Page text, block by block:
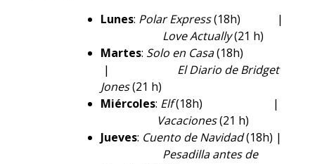
Lunes: Polar Express(18h) |
Love Actually(21 h)
Martes: Solo en Casa(18h)
| El Diario de Bridget
Jones(21 h)
Miércoles: Elf(18h) |
Vacaciones(21 h)
Jueves: Cuento de Navidad(18h) |
Pesadilla antes de